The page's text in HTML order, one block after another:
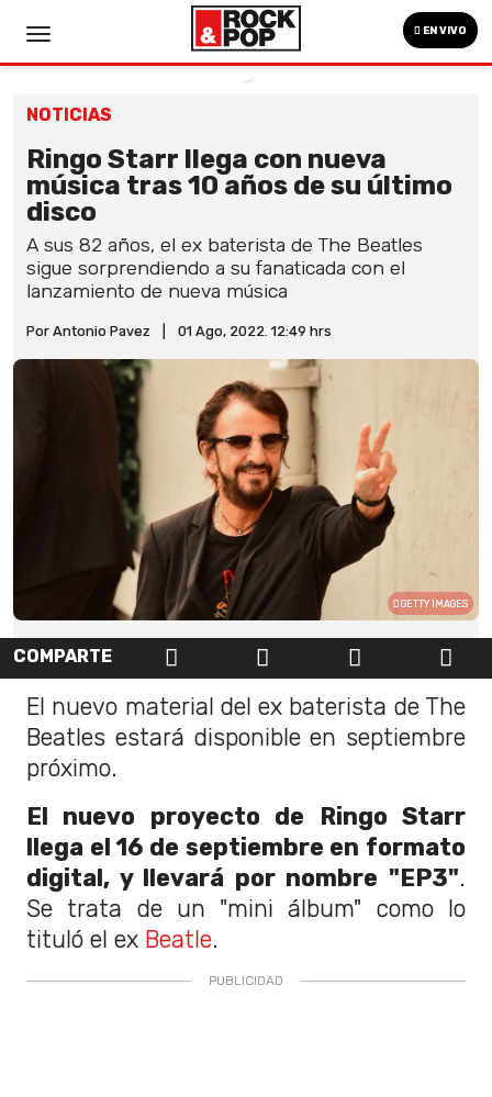
EN VIVO
NOTICIAS
Ringo Starr llega con nueva
música tras 10 años de su último
disco
A sus 82 años, el ex baterista de The Beatles
sigue sorprendiendo a su fanaticada con el
lanzamiento de nueva música
Por Antonio Pavez 01 Ago, 2022. 12:49 hrs
GETTY IMAGES
COMPARTE
El nuevo material del ex baterista de The
Beatles estará disponible en septiembre
próximo.
El nuevo proyecto de Ringo Starr
llega el 16 de septiembre en formato
digital, y llevará por nombre "EP3".
Se trata de un "mini álbum" como lo
tituló el ex Beatle.